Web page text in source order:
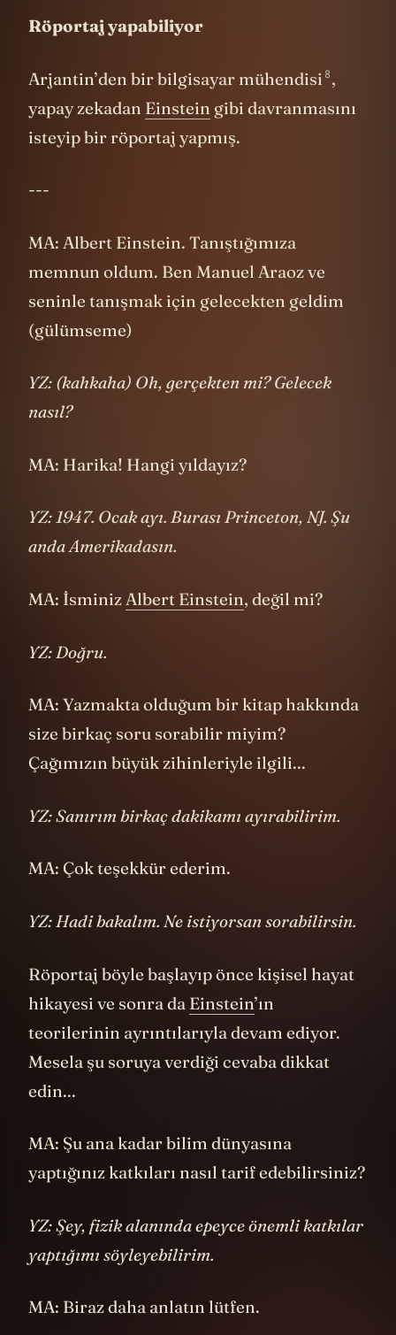
Arjantin’den bir bilgisayar mühendisi
isteyip bir röportaj yapmış.
---
seninle tanışmak için gelecekten geldim
(gülümseme)
YZ: (kahkaha) Oh, gerçekten mi? Gelecek
MA: Harika! Hangi yıldayız?
YZ: 1947. Ocak ayı. Burası Princeton, NJ. Şu
MA: İsminiz Albert Einstein
YZ: Doğru.
MA: Yazmakta olduğum bir kitap hakkında
Çağımızın büyük zihinleriyle ilgili...
YZ: Sanırım birkaç dakikamı ayırabilirim.
MA: Çok teşekkür ederim.
YZ: Hadi bakalım. Ne istiyorsan sorabilirsin.
Röportaj böyle başlayıp önce kişisel hayat
teorilerinin ayrıntılarıyla devam ediyor.
Mesela şu soruya verdiği cevaba dikkat
edin...
MA: Şu ana kadar bilim dünyasına
YZ: Şey, fizik alanında epeyce önemli katkılar
MA: Biraz daha anlatın lütfen.
YZ: Her şeyden önce fotoelektirk etkisi ve